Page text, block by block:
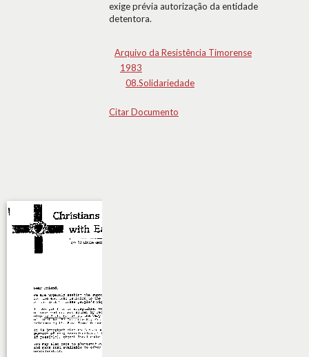
exige prévia autorização da entidade
detentora.
Arquivo da Resistência Timorense
1983
08.Solidariedade
Citar Documento